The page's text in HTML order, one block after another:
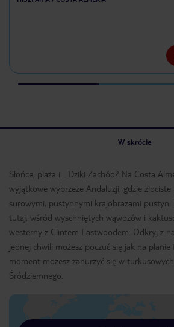
W skrócie
Słońce, plaża i… Dziki Zachód? Na Costa
wyjątkowe wybrzeże Andaluzji, gdzie złociste
surowymi, pustynnymi krajobrazami pustyni
tutaj, wśród wyschniętych wąwozów i
westerny z Clintem Eastwoodem. Odkryj z
jednej chwili możesz poczuć się jak na
moment możesz zanurzyć się w
Śródziemnego.